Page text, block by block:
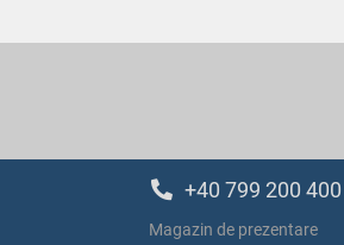
+40 799 200 400
Magazin de prezentare